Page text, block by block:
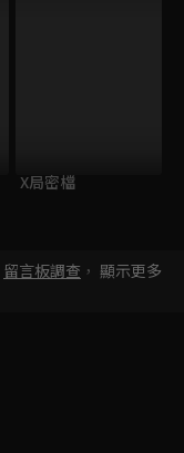
X局密檔
留言板調查 ， 顯示更多